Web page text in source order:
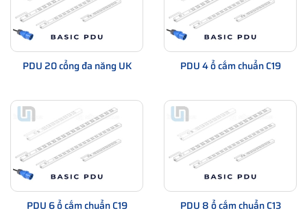
PDU 20 cổng đa năng UK PDU 4 ổ cắm chuẩn C19
PDU 6 ổ cắm chuẩn C19 PDU 8 ổ cắm chuẩn C13